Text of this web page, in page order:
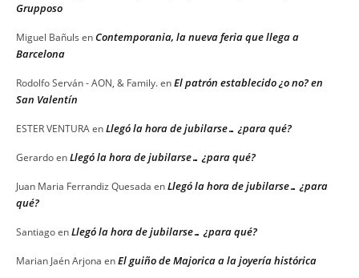
Grupposo
Miguel Bañuls enContemporania, la nueva feria que llega a
Barcelona
Rodolfo Serván - AON, & Family.enEl patrón establecido ¿o no? en
San Valentín
ESTER VENTURAenLlegó la hora de jubilarse… ¿para qué?
GerardoenLlegó la hora de jubilarse… ¿para qué?
Juan Maria Ferrandiz Quesada enLlegó la hora de jubilarse… ¿para
qué?
SantiagoenLlegó la hora de jubilarse… ¿para qué?
Marian Jaén Arjona enEl guiño de Majorica a la joyería histórica